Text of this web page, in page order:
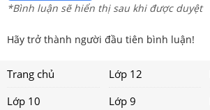
*Bình luận sẽ hiển thị sau khi được duyệt
Hãy trở thành người đầu tiên bình luận!
Trang chủ Lớp 12
Lớp 10
Lớp 9